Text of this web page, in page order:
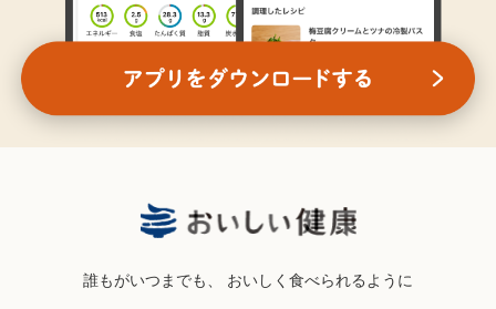
誰もがいつまでも、 おいしく食べられるように